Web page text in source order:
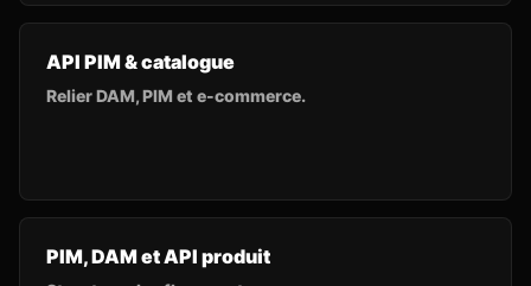
API PIM & catalogue
Relier DAM, PIM et e-commerce.
PIM, DAM et API produit